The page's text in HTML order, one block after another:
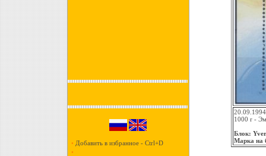
• Добавить в избранное - Ctrl+D
•
1000 r -
Блок:
Марка на